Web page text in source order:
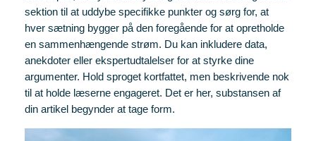
sektion til at uddybe specifikke punkter og sørg for, at
hver sætning bygger på den foregående for at opretholde
en sammenhængende strøm. Du kan inkludere data,
anekdoter eller ekspertudtalelser for at styrke dine
argumenter. Hold sproget kortfattet, men beskrivende nok
til at holde læserne engageret. Det er her, substansen af
din artikel begynder at tage form.